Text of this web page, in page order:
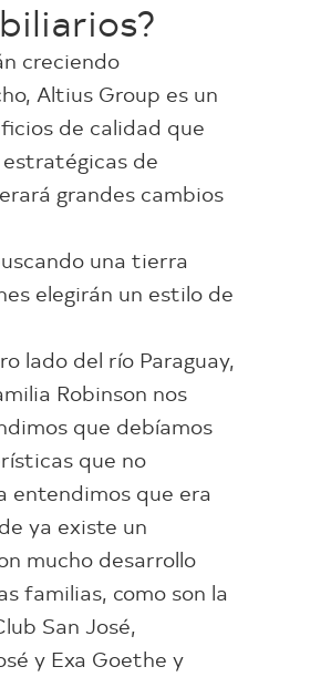
creciendo
Altius Group es un
de calidad que
de
grandes cambios
una tierra
elegirán un estilo de
lado del río Paraguay,
Robinson nos
que debíamos
que no
entendimos que era
ya existe un
mucho desarrollo
familias, como son la
San José,
y Exa Goethe y